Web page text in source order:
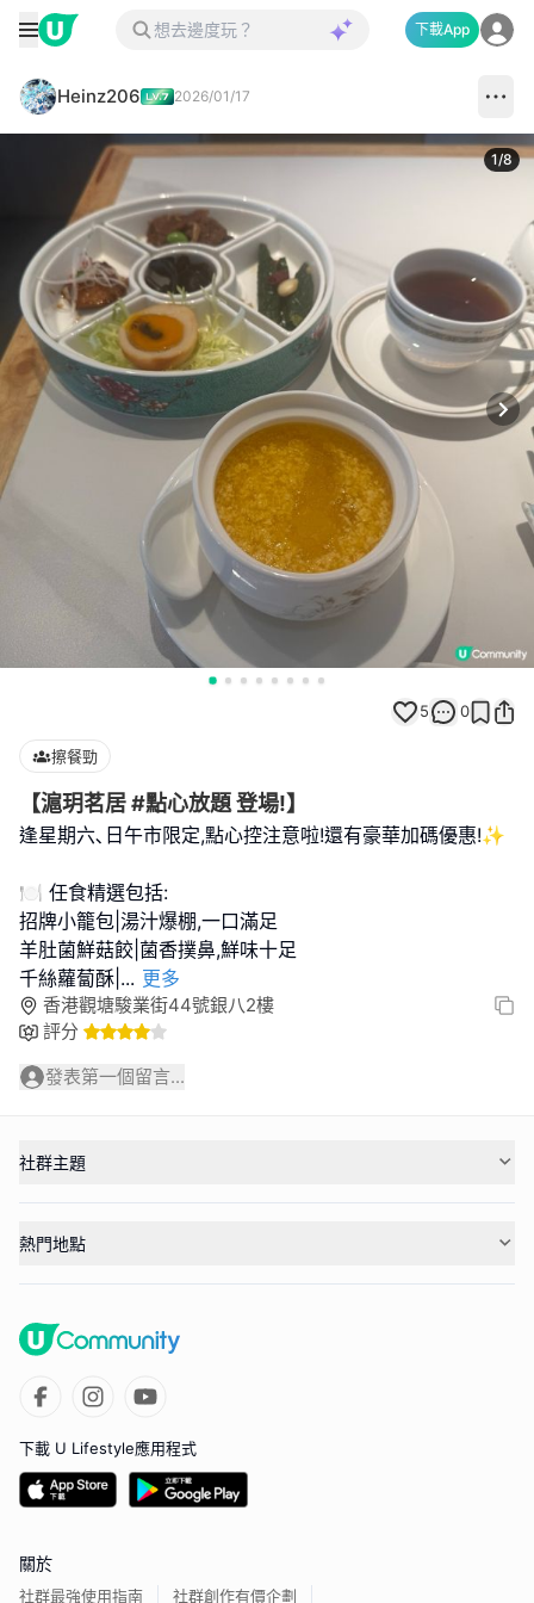
下載App
Heinz206 2026/01/17
1/8
5 0
擦餐勁
【滬玥茗居 #點心放題 登場!】
逢星期六､日午市限定,點心控注意啦!還有豪華加碼優惠!✨
🍽️ 任食精選包括:
招牌小籠包|湯汁爆棚,一口滿足
羊肚菌鮮菇餃|菌香撲鼻,鮮味十足
千絲蘿蔔酥| ... 更多
香港觀塘駿業街44號銀八2樓
評分
發表第一個留言...
社群主題
熱門地點
下載 U Lifestyle應用程式
關於
社群最強使用指南 社群創作有價企劃